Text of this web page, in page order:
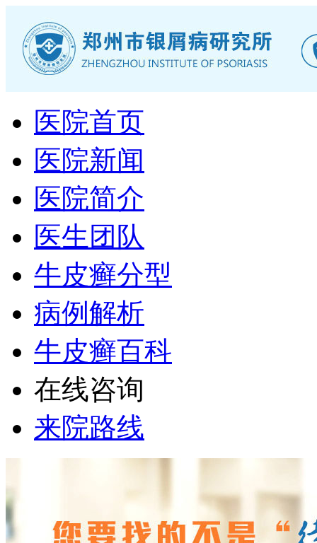
医院首页
医院新闻
医院简介
医生团队
牛皮癣分型
病例解析
牛皮癣百科
在线咨询
来院路线